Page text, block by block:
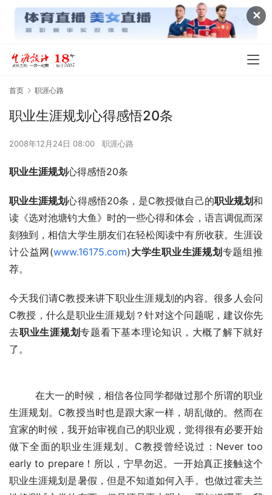
✕
首页 职涯心路
职业生涯规划心得感悟20条
2008年12月24日 08:00 职涯心路
职业生涯规划心得感悟20条
职业生涯规划心得感悟20条，是C教授做自己的职业规划和
读《选对池塘钓大鱼》时的一些心得和体会，语言调侃而深
刻独到，相信大学生朋友们在轻松阅读中有所收获。生涯设
计公益网(www.16175.com) 大学生职业生涯规划专题组推
荐。
今天我们请C教授来讲下职业生涯规划的内容。很多人会问
C教授，什么是职业生涯规划？针对这个问题呢，建议你先
去职业生涯规划专题看下基本理论知识，大概了解下就好
了。
在大一的时候，相信各位同学都做过那个所谓的职业
生涯规划。C教授当时也是跟大家一样，胡乱做的。然而在
宜家的时候，我开始审视自己的职业观，觉得很有必要开始
做下全面的职业生涯规划。C教授曾经说过：Never too
early to prepare！所以，宁早勿迟。一开始真正接触这个
职业生涯规划是暑假，但是不知道如何入手。也做过霍夫兰